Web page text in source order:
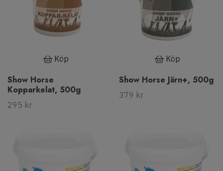
Köp
Show Horse
Kopparkelat, 500g
295 kr
Köp
Show Horse Järn+, 500g
379 kr